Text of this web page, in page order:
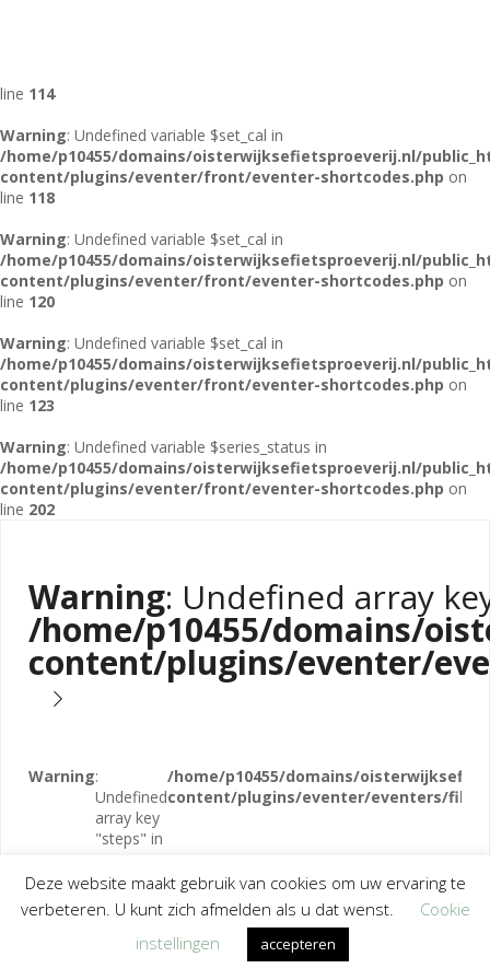
line 114
Warning: Undefined variable $set_cal in
/home/p10455/domains/oisterwijksefietsproeverij.nl/
content/plugins/eventer/front/eventer-shortcodes.php on
line 118
Warning: Undefined variable $set_cal in
/home/p10455/domains/oisterwijksefietsproeverij.nl/
content/plugins/eventer/front/eventer-shortcodes.php on
line 120
Warning: Undefined variable $set_cal in
/home/p10455/domains/oisterwijksefietsproeverij.nl/
content/plugins/eventer/front/eventer-shortcodes.php on
line 123
Warning: Undefined variable $series_status in
/home/p10455/domains/oisterwijksefietsproeverij.nl/
content/plugins/eventer/front/eventer-shortcodes.php on
line 202
Warning: Undefined array
/home/p10455/domains/
content/plugins/eventer/
Warning:
Undefined
array key
"steps" in
/home/p10455/domains/
content/plugins/eventer/eventers/
© Oisterwijkse Fietsproeverij |Privacy
ZOIEZO grafisch werk
Deze website maakt gebruik van cookies om uw ervaring te
verbeteren. U kunt zich afmelden als u dat wenst.
Cookie
instellingen
accepteren